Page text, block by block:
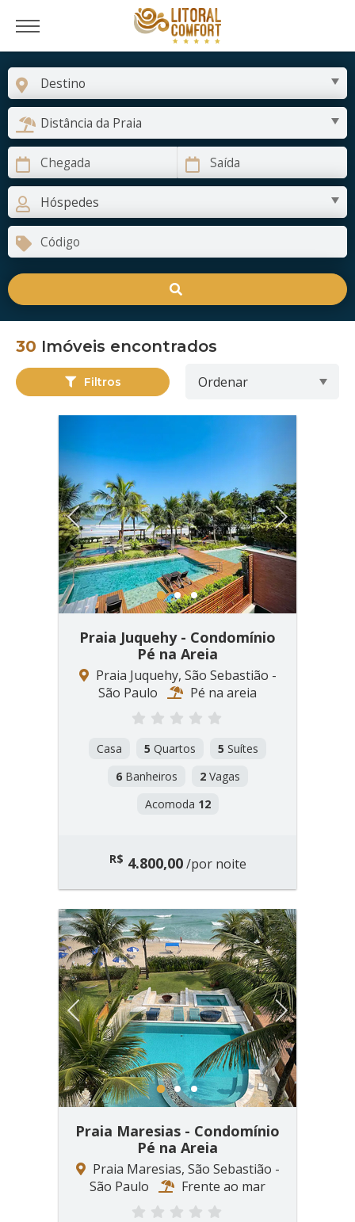
30 Imóveis encontrados
Filtros
Previous Next
1 2 3
Praia Juquehy - Condomínio
Pé na Areia
Praia Juquehy, São Sebastião -
São Paulo
Pé na areia
Casa 5 Quartos 5 Suítes
6Banheiros 2Vagas
Acomoda 12
R$ 4.800,00/por noite
Previous Next
1 2 3
Praia Maresias - Condomínio
Pé na Areia
Praia Maresias, São Sebastião -
São Paulo
Frente ao mar